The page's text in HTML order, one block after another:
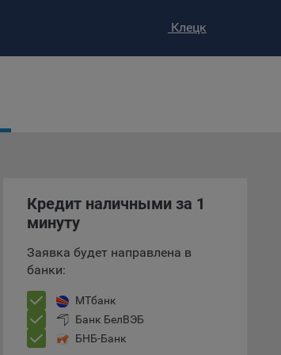
Клецк
Кредит наличными за 1
минуту
Заявка будет направлена в
банки:
МТбанк
Банк БелВЭБ
БНБ-Банк